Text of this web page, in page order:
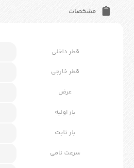
مشخصات
قطر داخلی
قطر خارجی
عرض
بار اولیه
بار ثابت
سرعت نامی